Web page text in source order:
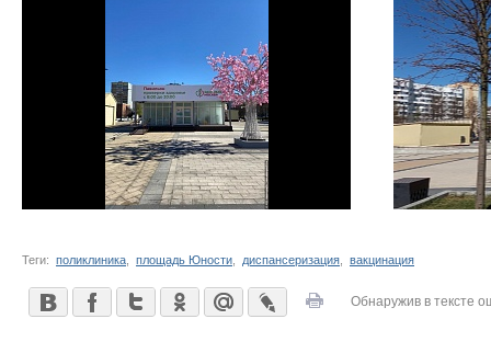
Теги: поликлиника площадь Юности диспансеризация вакцинация
Обнаружив в тексте